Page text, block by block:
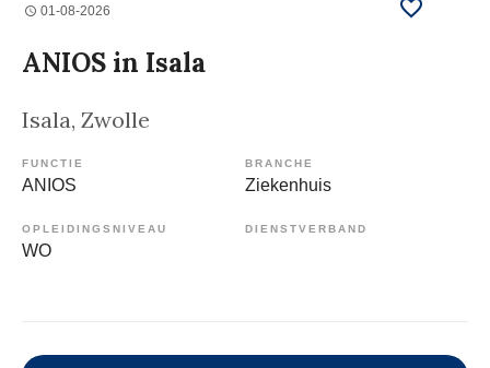
01-08-2026
ANIOS in Isala
Isala, Zwolle
FUNCTIE
ANIOS
BRANCHE
Ziekenhuis
OPLEIDINGSNIVEAU
WO
DIENSTVERBAND